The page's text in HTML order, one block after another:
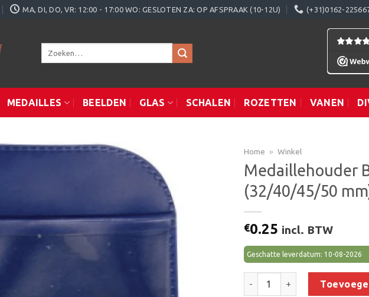
MA, DI, DO, VR: 12:00 - 17:00 WO: GESLOTEN ZA: OP AFSPRAAK (10-12U) (+31)0162-
Zoeken
MEDAILLES BEELDEN GLAS SCHALEN ROZETTEN VANEN
Toevoegen
Home » Winkel
Medaillehouder
(32/40/45/50
€0.25 incl. BTW
Geschatte leverdatum: 10-08-2026
Medaillehouder B170 (32/40/